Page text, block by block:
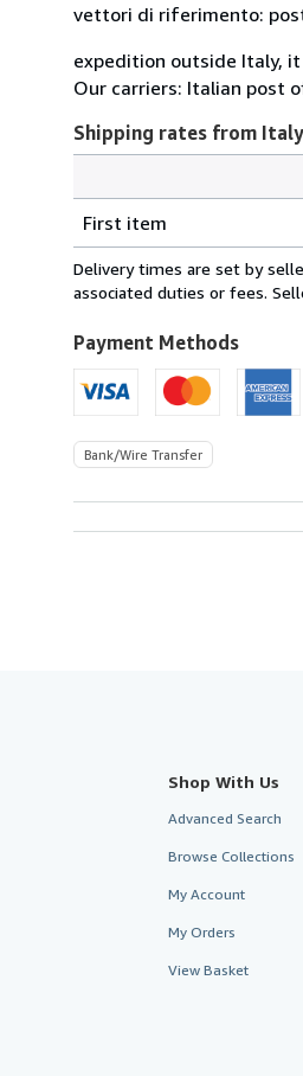
vettori di riferimento:
expedition outside Italy,
Our carriers: Italian post
Shipping rates from
rates
from
Italy
U.S.A.
First item
Delivery times are set by
associated duties or fees.
Payment Methods
Bank/Wire Transfer
Shop With Us
Advanced Search
Browse Collections
My Account
My Orders
View Basket